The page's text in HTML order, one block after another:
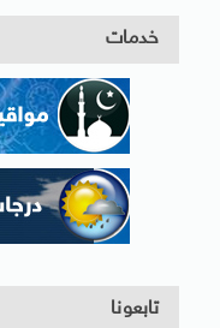
خدمات
تابعونا